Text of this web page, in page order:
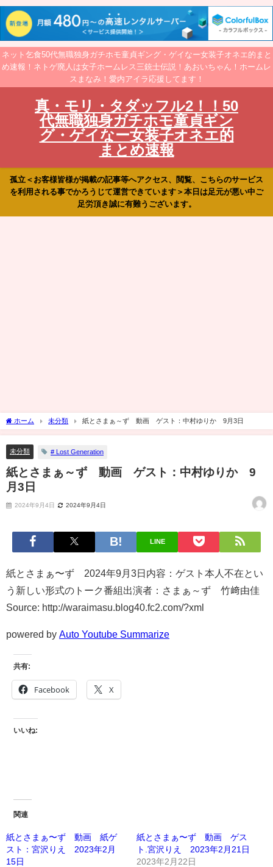
ネット乞食50代無職独身ガチホモ童貞ギング・ゲイなー女装子オネエ的まと
め速報！ネトゲ廃人は女子ホームレス三銃士伝説！あおいちゃん！ホームレ
スまなみ！愛内アイラ応援してます！
真・モリ・タダッフル2！！50
代無職独身ガチホモ童貞ギン
グ・ゲイなー女装子オネエ的
まとめ速報
孤立＜お客様皆様が掲載の記事等へアクセス、閲覧、こちらのサービス
を利用される事でかろうじて運営できています＞本日は足元が悪い中ご
足労頂き誠に有難うございます。
ホーム 未分類 紙とさまぁ～ず 動画 ゲスト：中村ゆりか 9月3日
未分類 # Lost Generation
紙とさまぁ～ず 動画 ゲスト：中村ゆりか 9
月3日
2024年9月4日 2024年9月4日
LINE
紙とさまぁ〜ず 2024年9月3日内容：ゲスト本人不在とい
う新しい形式のトーク番組出演者：さまぁ～ず 竹﨑由佳
Source: http://waraimasu.blog40.fc2.com/?xml
powered by Auto Youtube Summarize
共有:
Facebook X
いいね:
関連
紙とさまぁ〜ず 動画 紙ゲ
スト：宮沢りえ 2023年2月
15日
紙とさまぁ〜ず 動画 ゲス
ト.宮沢りえ 2023年2月21日
2023年2月22日